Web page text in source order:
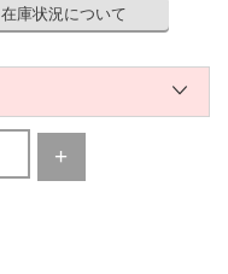
在庫状況について